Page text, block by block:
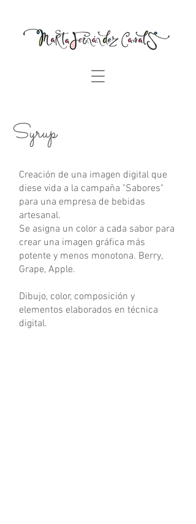
Syrup
Creación de una imagen digital que
diese vida a la campaña "Sabores"
para una empresa de bebidas
artesanal.
Se asigna un color a cada sabor para
crear una imagen gráfica más
potente y menos monotona. Berry,
Grape, Apple.
Dibujo, color, composición y
elementos elaborados en técnica
digital.